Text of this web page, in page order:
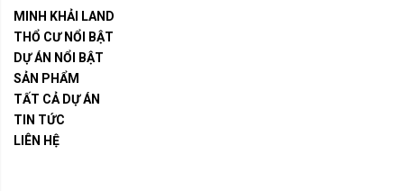
MINH KHẢI LAND
THỔ CƯ NỔI BẬT
DỰ ÁN NỔI BẬT
SẢN PHẨM
TẤT CẢ DỰ ÁN
TIN TỨC
LIÊN HỆ